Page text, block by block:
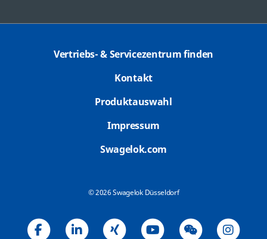
Vertriebs- & Servicezentrum finden
Kontakt
Produktauswahl
Impressum
Swagelok.com
© 2026 Swagelok Düsseldorf